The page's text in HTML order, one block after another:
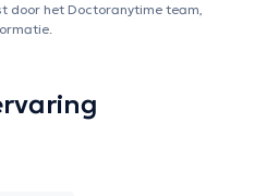
door het Doctoranytime team,